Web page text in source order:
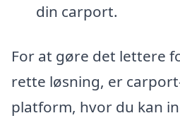
din carport.
For at gøre det lettere
rette løsning, er
platform, hvor du kan